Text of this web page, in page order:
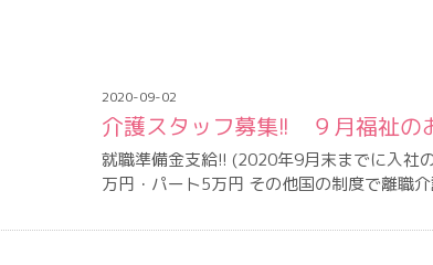
2020-09-02
介護スタッフ募集!! ９月福祉の
就職準備金支給!! (2020年9月末までに入社
万円・パート5万円 その他国の制度で離職